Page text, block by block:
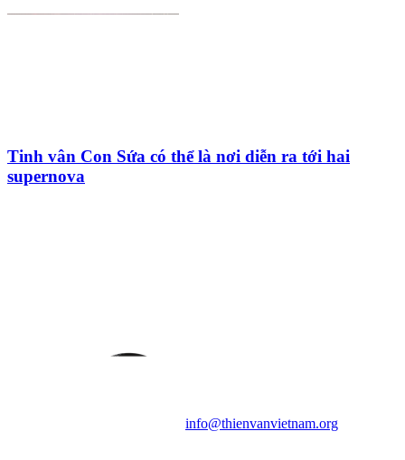
Tinh vân Con Sứa có thể là nơi diễn ra tới hai
supernova
info@thienvanvietnam.org